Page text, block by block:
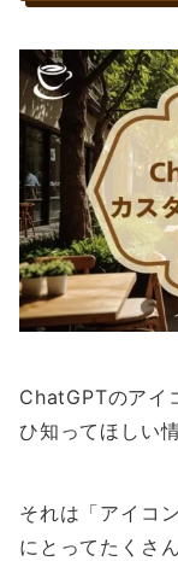
ChatGPTのアイ
ひ知ってほしい
それは「アイコ
にとってたくさ